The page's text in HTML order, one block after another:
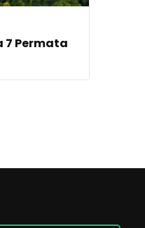
7 Permata